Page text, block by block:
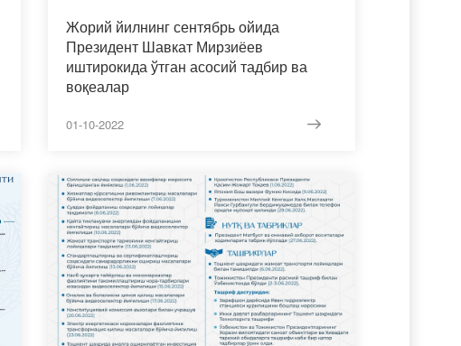
Жорий йилнинг сентябрь ойида
Президент Шавкат Мирзиёев
иштирокида ўтган асосий тадбир ва
воқеалар
01-10-2022